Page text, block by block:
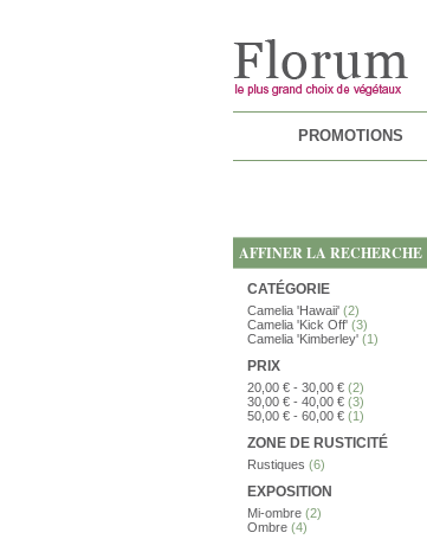
PROMOTIONS
AFFINER LA RECHERCHE
CATÉGORIE
Camelia 'Hawaii' (2)
Camelia 'Kick Off' (3)
Camelia 'Kimberley' (1)
PRIX
20,00 € - 30,00 € (2)
30,00 € - 40,00 € (3)
50,00 € - 60,00 € (1)
ZONE DE RUSTICITÉ
Rustiques (6)
EXPOSITION
Mi-ombre (2)
Ombre (4)